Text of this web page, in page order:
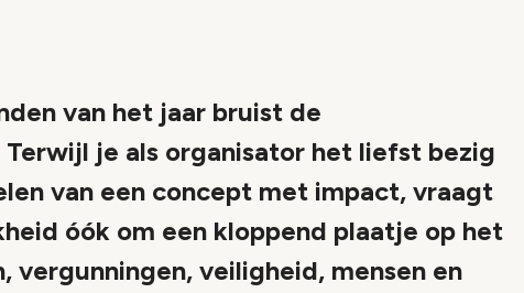
van het jaar bruist de
Terwijl je als organisator het liefst bezig
van een concept met impact, vraagt
óók om een kloppend plaatje op het
vergunningen, veiligheid, mensen en